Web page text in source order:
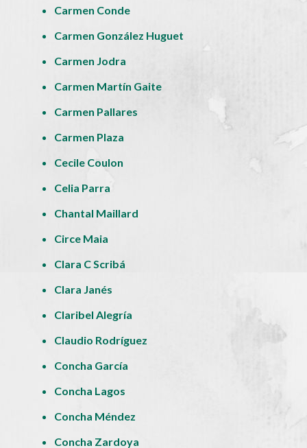
Carmen Conde
Carmen González Huguet
Carmen Jodra
Carmen Martín Gaite
Carmen Pallares
Carmen Plaza
Cecile Coulon
Celia Parra
Chantal Maillard
Circe Maia
Clara C Scribá
Clara Janés
Claribel Alegría
Claudio Rodríguez
Concha García
Concha Lagos
Concha Méndez
Concha Zardoya